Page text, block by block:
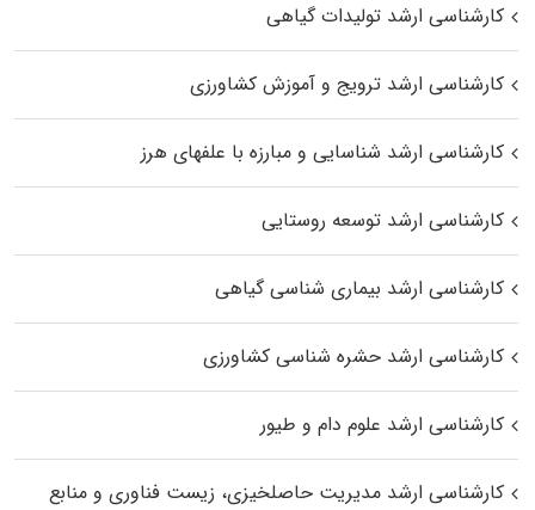
کارشناسی ارشد تولیدات گیاهی
کارشناسی ارشد ترویج و آموزش کشاورزی
کارشناسی ارشد شناسایی و مبارزه با علفهای هرز
کارشناسی ارشد توسعه روستایی
کارشناسی ارشد بیماری‌ شناسی گیاهی
کارشناسی ارشد حشره‌ شناسی کشاورزی
کارشناسی ارشد علوم دام و طیور
کارشناسی ارشد مدیریت حاصلخیزی، زیست فناوری و منابع